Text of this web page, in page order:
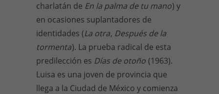
charlatán de En la palma de tu mano) y
en ocasiones suplantadores de
identidades (La otra, Después de la
tormenta). La prueba radical de esta
predilección es Días de otoño (1963).
Luisa es una joven de provincia que
llega a la Ciudad de México y comienza